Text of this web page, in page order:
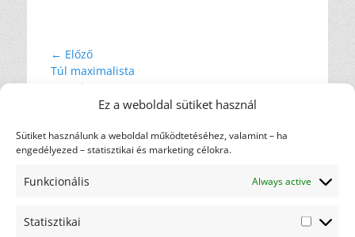
Ez a weboldal sütiket használ
Sütiket használunk a weboldal működtetéséhez, valamint – ha
engedélyezed – statisztikai és marketing célokra.
Funkcionális Always active
Statisztikai
Bejegyzés
navigáció
← Előző
Előző
bejegyzés
Túl maximalista
vagyok?!
ajánlás diéta
elakadás
kreatív